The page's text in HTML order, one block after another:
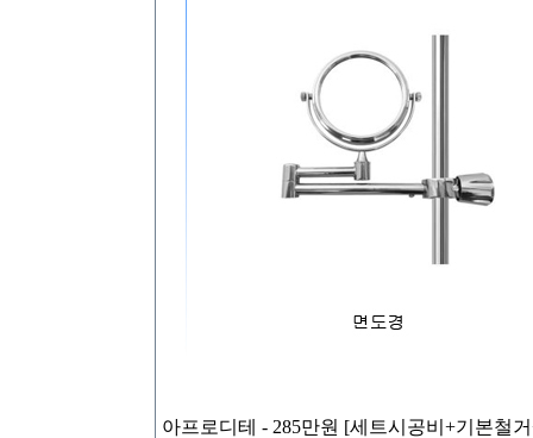
아프로디테 - 285만원 [세트시공비+기본철